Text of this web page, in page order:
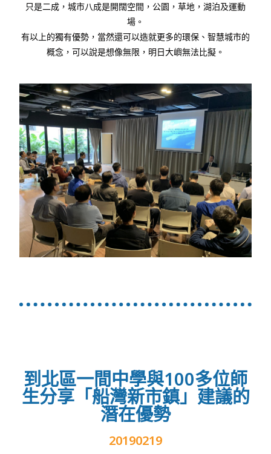
只是二成，城市八成是開闊空間，公園，草地，湖泊及運動
場。
有以上的獨有優勢，當然還可以造就更多的環保、智慧城市的
概念，可以說是想像無限，明日大嶼無法比擬。
到北區一間中學與100多位師
生分享「船灣新市鎮」建議的
潛在優勢
20190219